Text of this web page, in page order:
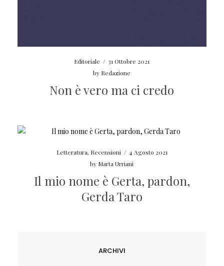
Editoriale / 31 Ottobre 2021
by Redazione
Non è vero ma ci credo
Letteratura, Recensioni / 4 Agosto 2021
by Marta Urriani
Il mio nome è Gerta, pardon,
Gerda Taro
ARCHIVI